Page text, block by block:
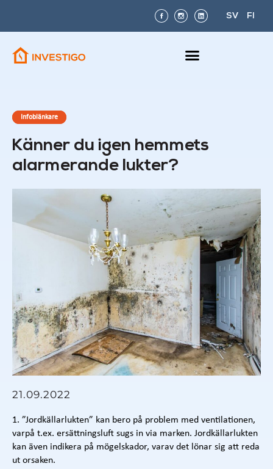
SV FI
Infoblänkare
Känner du igen hemmets
alarmerande lukter?
21.09.2022
1. ”Jordkällarlukten” kan bero på problem med ventilationen,
varpå t.ex. ersättningsluft sugs in via marken. Jordkällarlukten
kan även indikera på mögelskador, varav det lönar sig att reda
ut orsaken.